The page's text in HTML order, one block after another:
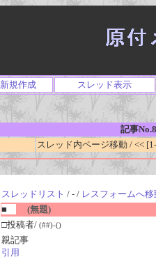
新規作成 スレッド表示
記事
スレッド内ページ移動 / <<
スレッドリスト / - / レスフォームへ移
■
(無題)
□投稿者/ (##)-()
親記事
引用